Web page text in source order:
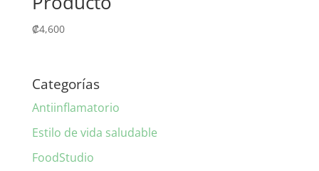
₡4,600
Categorías
Antiinflamatorio
Estilo de vida saludable
FoodStudio